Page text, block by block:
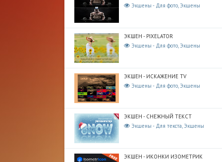
Экшены - Для фото, Экшены
ЭКШЕН - PIXELATOR
Экшены - Для фото, Экшены
ЭКШЕН - ИСКАЖЕНИЕ TV
Экшены - Для фото, Экшены
ЭКШЕН - СНЕЖНЫЙ ТЕКСТ
Экшены - Для текста, Экшены
ЭКШЕН - ИКОНКИ ИЗОМЕТРИК